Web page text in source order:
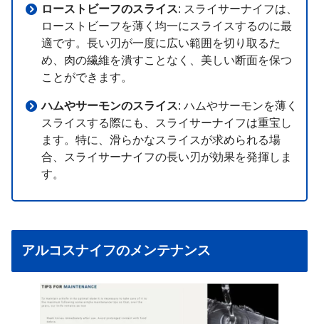
ローストビーフのスライス: スライサーナイフは、
ローストビーフを薄く均一にスライスするのに最
適です。長い刃が一度に広い範囲を切り取るた
め、肉の繊維を潰すことなく、美しい断面を保つ
ことができます。
ハムやサーモンのスライス: ハムやサーモンを薄く
スライスする際にも、スライサーナイフは重宝し
ます。特に、滑らかなスライスが求められる場
合、スライサーナイフの長い刃が効果を発揮しま
す。
アルコスナイフのメンテナンス